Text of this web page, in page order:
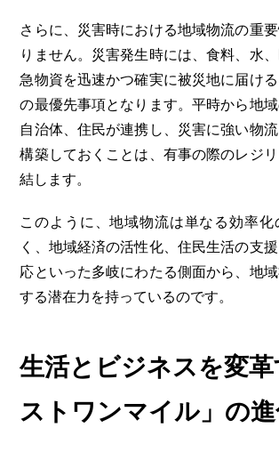
さらに、災害時における地域物流の重
りません。災害発生時には、食料、水
急物資を迅速かつ確実に被災地に届け
の最優先事項となります。平時から地
自治体、住民が連携し、災害に強い物
構築しておくことは、有事の際のレジ
結します。
このように、地域物流は単なる効率化
く、地域経済の活性化、住民生活の支
応といった多岐にわたる側面から、地
する潜在力を持っているのです。
生活とビジネスを変
ストワンマイル」の